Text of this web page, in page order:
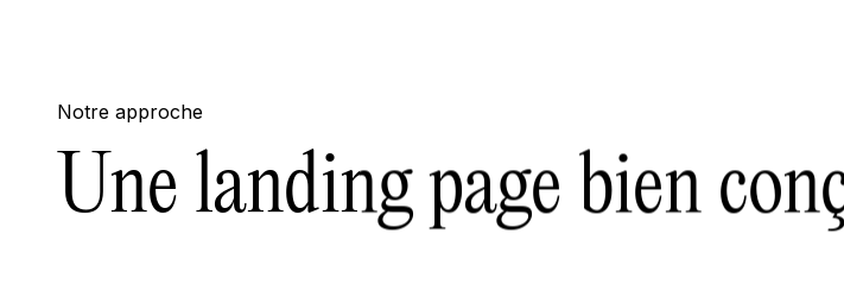
Notre approche
Une landing page bien